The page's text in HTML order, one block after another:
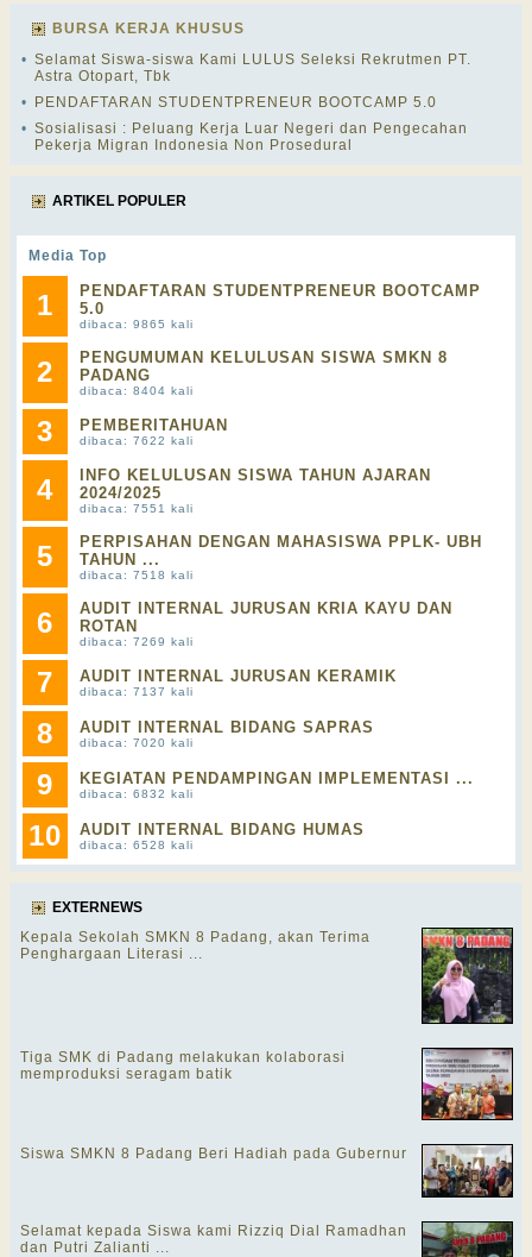
BURSA KERJA KHUSUS
• Selamat Siswa-siswa Kami LULUS Seleksi Rekrutmen PT.
Astra Otopart, Tbk
•
PENDAFTARAN STUDENTPRENEUR BOOTCAMP 5.0
• Sosialisasi : Peluang Kerja Luar Negeri dan Pengecahan
Pekerja Migran Indonesia Non Prosedural
ARTIKEL POPULER
Media Top
1
PENDAFTARAN STUDENTPRENEUR BOOTCAMP
5.0
dibaca: 9865 kali
2
PENGUMUMAN KELULUSAN SISWA SMKN 8
PADANG
dibaca: 8404 kali
3 PEMBERITAHUAN
dibaca: 7622 kali
4
INFO KELULUSAN SISWA TAHUN AJARAN
2024/2025
dibaca: 7551 kali
5
PERPISAHAN DENGAN MAHASISWA PPLK- UBH
TAHUN ...
dibaca: 7518 kali
6
AUDIT INTERNAL JURUSAN KRIA KAYU DAN
ROTAN
dibaca: 7269 kali
7 AUDIT INTERNAL JURUSAN KERAMIK
dibaca: 7137 kali
8 AUDIT INTERNAL BIDANG SAPRAS
dibaca: 7020 kali
9 KEGIATAN PENDAMPINGAN IMPLEMENTASI ...
dibaca: 6832 kali
10 AUDIT INTERNAL BIDANG HUMAS
dibaca: 6528 kali
EXTERNEWS
Kepala Sekolah SMKN 8 Padang, akan Terima
Penghargaan Literasi ...
Tiga SMK di Padang melakukan kolaborasi
memproduksi seragam batik
Siswa SMKN 8 Padang Beri Hadiah pada Gubernur
Selamat kepada Siswa kami Rizziq Dial Ramadhan
dan Putri Zalianti ...